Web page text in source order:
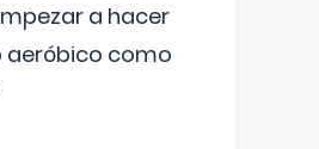
a hacer
aeróbico como